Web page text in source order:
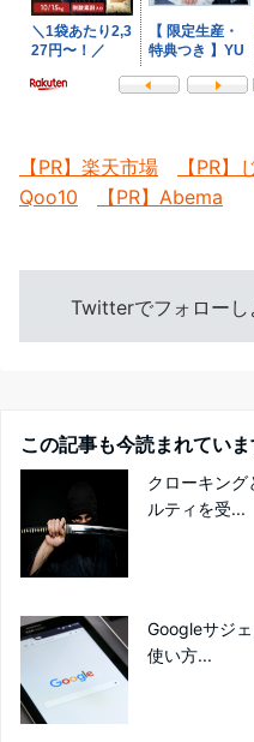
【PR】楽天市場 【PR】
Qoo10
【PR】Abema
Twitterでフォローし
この記事も今読まれてい
クローキング
ルティを受...
Googleサジ
使い方...